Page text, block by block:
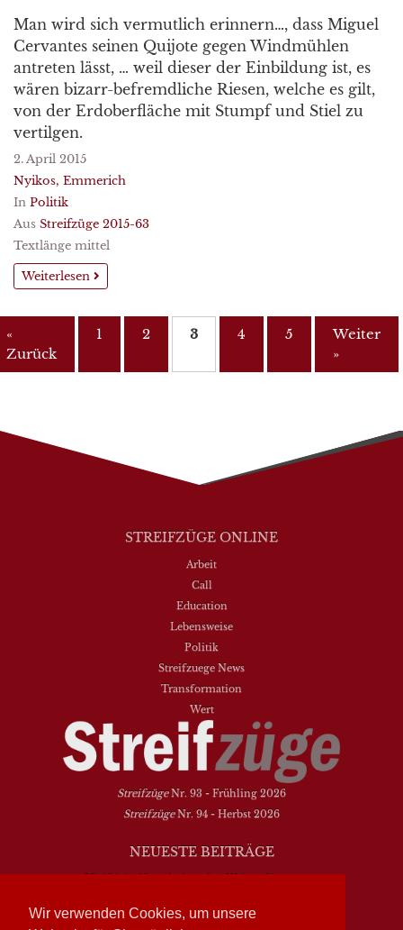
Wir verwenden Cookies, um unsere
Man wird sich vermutlich erinnern…, dass Miguel
Cervantes seinen Quijote gegen Windmühlen
antreten lässt, … weil dieser der Einbildung ist, es
wären bizarr-befremdliche Riesen, welche es gilt,
von der Erdoberfläche mit Stumpf und Stiel zu
vertilgen.
2. April 2015
Nyikos, Emmerich
In Politik
Aus Streifzüge 2015-63
Textlänge mittel
Weiterlesen
«
Zurück
1 2 3 4 5
Weiter
»
STREIFZÜGE ONLINE
Arbeit
Call
Education
Lebensweise
Politik
Streifzuege News
Transformation
Wert
StreifzügeNr. 93 - Frühling 2026
StreifzügeNr. 94 - Herbst 2026
NEUESTE BEITRÄGE
Das Elend der Soziologie